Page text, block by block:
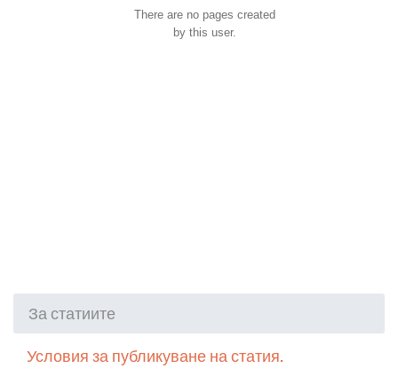
There are no pages created
by this user.
За статиите
Условия за публикуване на статия.